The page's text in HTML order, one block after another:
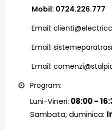
Mobil: 0724.226.777
Email:
Email:
Email:
Program:
Luni-Vineri: 08:00 -
Sambata, duminica: